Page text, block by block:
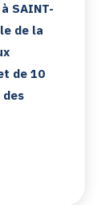
SAINT-
de la
de 10